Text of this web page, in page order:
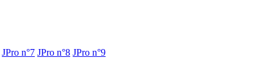
JPro n°7 JPro n°8 JPro n°9